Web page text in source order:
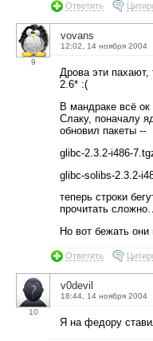
Ответить
9
vovans
12:02, 14 ноября 2004
Дрова эти
2.6* :(
В мандраке всё
Слаку, поначалу
обновил пакеты --
glibc-2.3.2-i486-
glibc-solibs-2.3.2-
теперь строки
прочитать
Но вот бежать
Ответить
10
v0devil
18:44, 14 ноября 2004
Я на федору